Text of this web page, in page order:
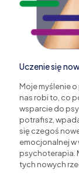
Uczenie się
Moje myślenie
nas robi to, co
wsparcie do
potrafisz,
się czegoś
emocjonalnej w
psychoterapia.
tych nowych